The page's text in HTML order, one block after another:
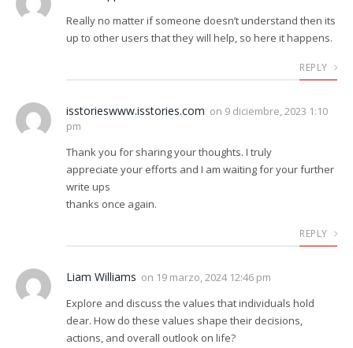
Really no matter if someone doesn’t understand then its
up to other users that they will help, so here it happens.
REPLY
isstorieswww.isstories.com on 9 diciembre, 2023 1:10
pm
Thank you for sharing your thoughts. I truly
appreciate your efforts and I am waiting for your further
write ups
thanks once again.
REPLY
Liam Williams on 19 marzo, 2024 12:46 pm
Explore and discuss the values that individuals hold
dear. How do these values shape their decisions,
actions, and overall outlook on life?